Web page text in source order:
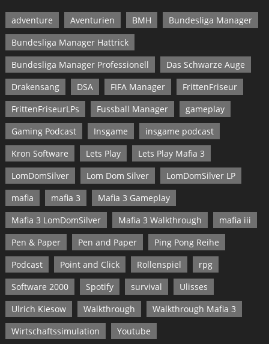
adventure Aventurien BMH
Bundesliga Manager
Bundesliga Manager Hattrick
Bundesliga Manager Professionell
Das Schwarze Auge
Drakensang
DSA FIFA Manager
FrittenFriseur
FrittenFriseurLPs
Fussball Manager
gameplay
Gaming Podcast
Insgame
insgame podcast
Kron Software
Lets Play
Lets Play Mafia 3
LomDomSilver
Lom Dom Silver
LomDomSilver LP
mafia
mafia 3
Mafia 3 Gameplay
Mafia 3 LomDomSilver
Mafia 3 Walkthrough
mafia iii
Pen & Paper
Pen and Paper
Ping Pong Reihe
Podcast
Point and Click Rollenspiel
rpg
Software 2000
Spotify survival
Ulisses
Ulrich Kiesow
Walkthrough
Walkthrough Mafia 3
Wirtschaftssimulation
Youtube